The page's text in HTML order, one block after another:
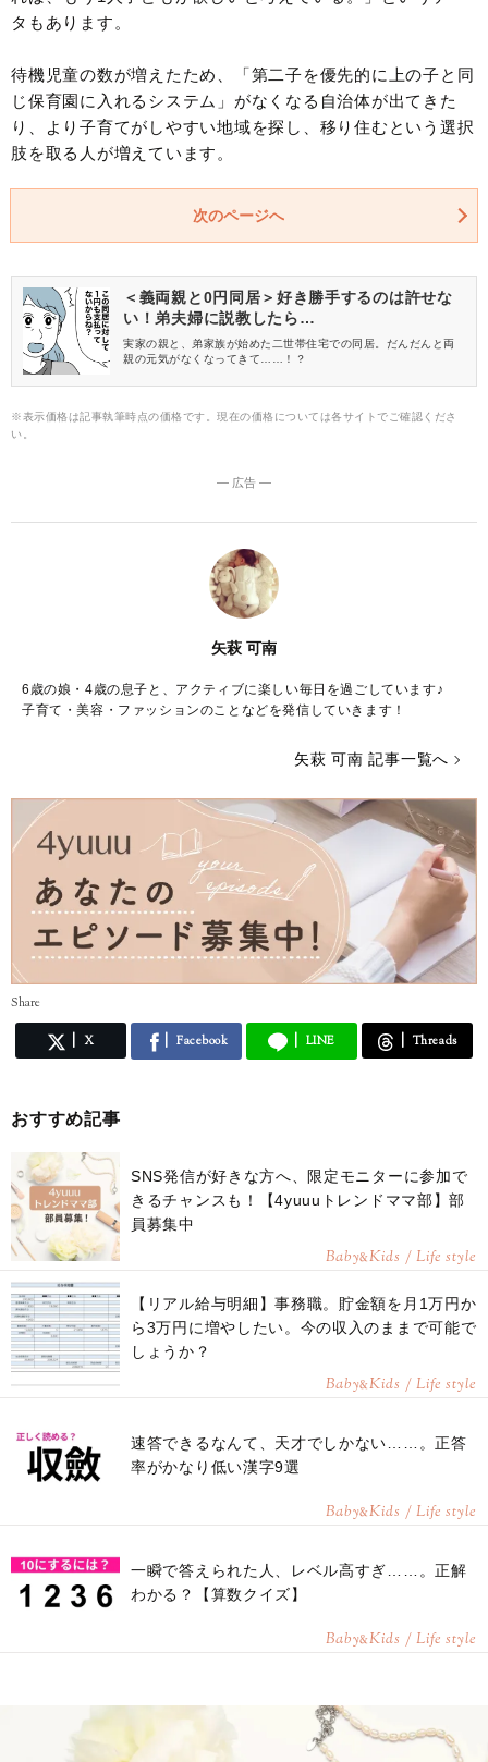
タもあります。
待機児童の数が増えたため、「第二子を優先的に上の子と同
じ保育園に入れるシステム」がなくなる自治体が出てきた
り、より子育てがしやすい地域を探し、移り住むという選択
肢を取る人が増えています。
次のページへ
＜義両親と0円同居＞好き勝手するのは許せな
い！弟夫婦に説教したら…
実家の親と、弟家族が始めた二世帯住宅での同居。だんだんと両
親の元気がなくなってきて……！？
※表示価格は記事執筆時点の価格です。現在の価格については各サイトでご確認くださ
い。
― 広告 ―
矢萩 可南
6歳の娘・4歳の息子と、アクティブに楽しい毎日を過ごしています♪
子育て・美容・ファッションのことなどを発信していきます！
矢萩 可南 記事一覧へ
Share
X Facebook LINE Threads
おすすめ記事
SNS発信が好きな方へ、限定モニターに参加で
きるチャンスも！【4yuuuトレンドママ部】部
員募集中
Baby&Kids / Life style
【リアル給与明細】事務職。貯金額を月1万円か
ら3万円に増やしたい。今の収入のままで可能で
しょうか？
Baby&Kids / Life style
速答できるなんて、天才でしかない……。正答
率がかなり低い漢字9選
Baby&Kids / Life style
一瞬で答えられた人、レベル高すぎ……。正解
わかる？【算数クイズ】
Baby&Kids / Life style